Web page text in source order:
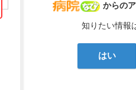
病院なび
からの
知りたい情報
はい